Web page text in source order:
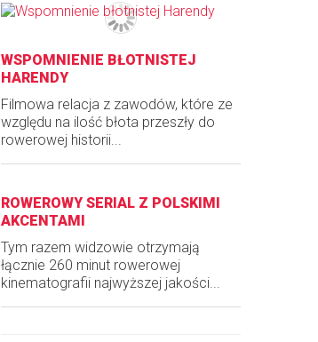
WSPOMNIENIE BŁOTNISTEJ
HARENDY
Filmowa relacja z zawodów, które ze
względu na ilość błota przeszły do
rowerowej historii...
ROWEROWY SERIAL Z POLSKIMI
AKCENTAMI
Tym razem widzowie otrzymają
łącznie 260 minut rowerowej
kinematografii najwyższej jakości...